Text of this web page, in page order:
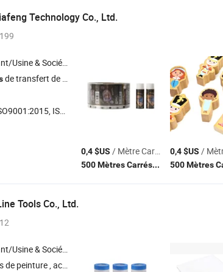
Technology Co., Ltd.
199
& Société Commerciale
de transfert de chaleur , étiquettes en moule (IML)
ISO14001
0,4 $US / Mètre Carré
500 Mètres Carrés(MOQ)
0,4 $US /
Tools Co., Ltd.
12
& Société Commerciale
de peinture , accessoires de vélo , accessoire de voiture , outils à main